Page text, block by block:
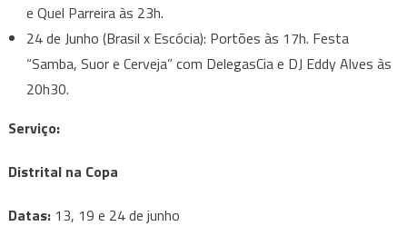
e Quel Parreira às 23h.
24 de Junho (Brasil x Escócia): Portões às 17h. Festa
“Samba, Suor e Cerveja” com DelegasCia e DJ Eddy Alves às
20h30.
Serviço:
Distrital na Copa
Datas:13, 19 e 24 de junho